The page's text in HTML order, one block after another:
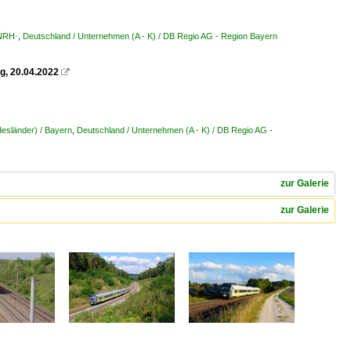
Deutschland / Unternehmen (A - K) / DB Regio AG - Region Bayern
20.04.2022 
/ Bayern Deutschland / Unternehmen (A - K) / DB Regio AG -
zur Galerie
zur Galerie